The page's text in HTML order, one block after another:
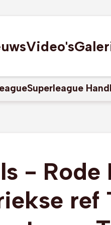
Video's
Superleague
- Rode
ref